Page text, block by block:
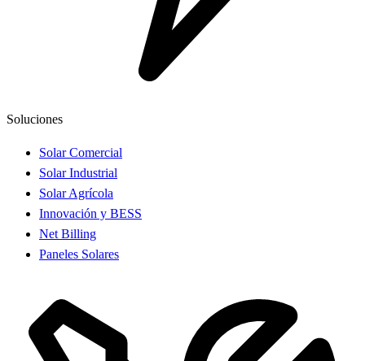
Soluciones
Solar Comercial
Solar Industrial
Solar Agrícola
Innovación y BESS
Net Billing
Paneles Solares